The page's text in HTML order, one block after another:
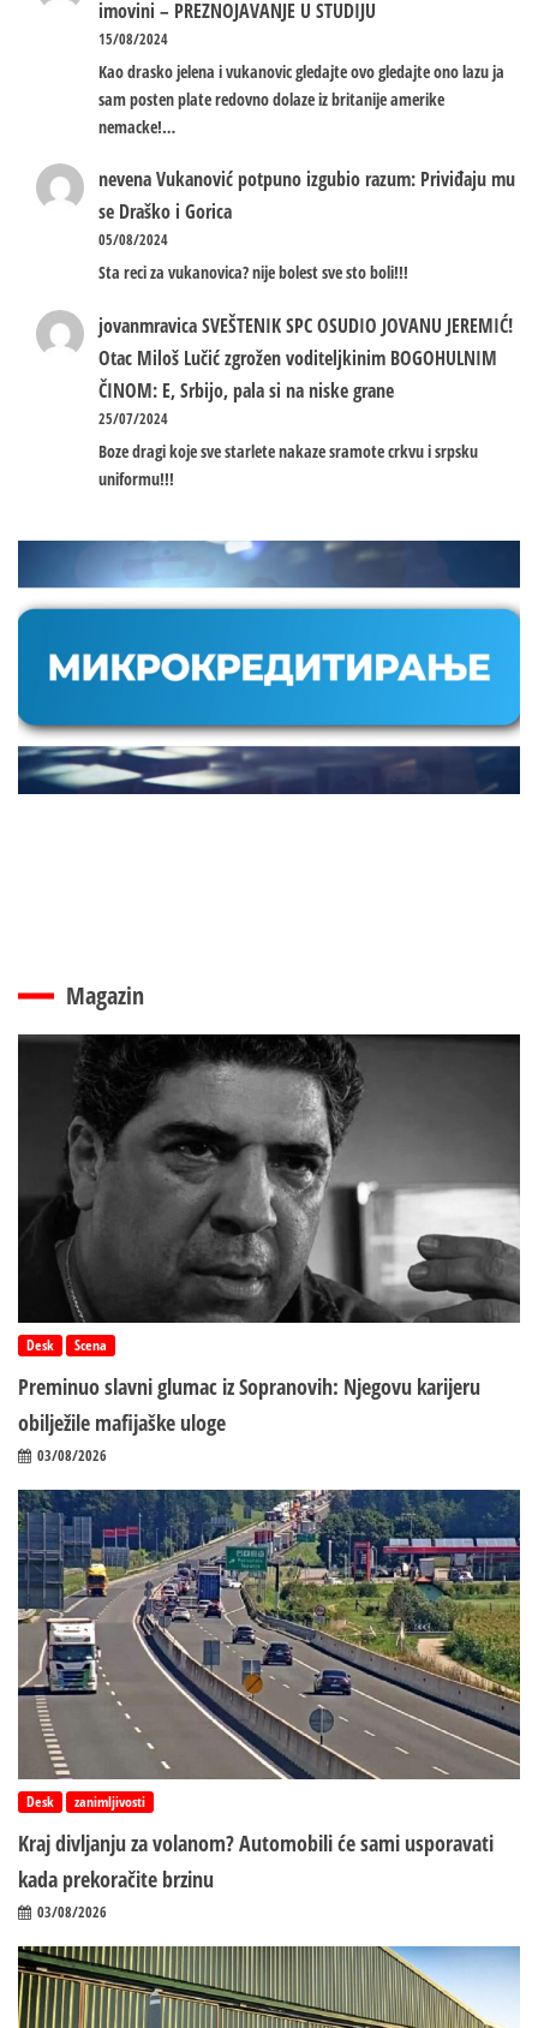
imovini – PREZNOJAVANJE U STUDIJU
15/08/2024
Kao drasko jelena i vukanovic gledajte ovo gledajte ono lazu ja
sam posten plate redovno dolaze iz britanije amerike
nemacke!…
nevenaVukanović potpuno izgubio razum: Priviđaju mu
se Draško i Gorica
05/08/2024
Sta reci za vukanovica? nije bolest sve sto boli!!!
jovanmravicaSVEŠTENIK SPC OSUDIO JOVANU JEREMIĆ!
Otac Miloš Lučić zgrožen voditeljkinim BOGOHULNIM
ČINOM: E, Srbijo, pala si na niske grane
25/07/2024
Boze dragi koje sve starlete nakaze sramote crkvu i srpsku
uniformu!!!
Magazin
Desk Scena
Preminuo slavni glumac iz Sopranovih: Njegovu karijeru
obilježile mafijaške uloge
03/08/2026
Desk zanimljivosti
Kraj divljanju za volanom? Automobili će sami usporavati
kada prekoračite brzinu
03/08/2026